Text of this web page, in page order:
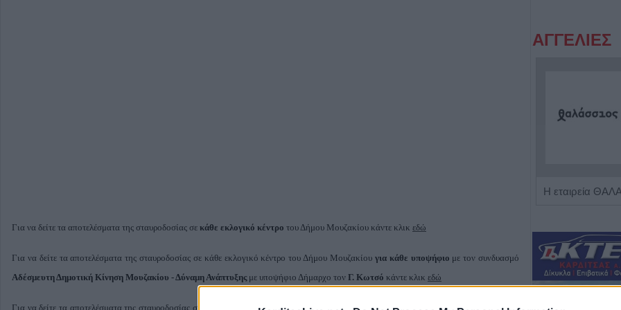
Για να δείτε τα αποτελέσματα της σταυροδοσίας σε κάθε εκλογικό κέντρο του Δήμου Μουζακίου κάντε κλικ εδώ
Για να δείτε τα αποτελέσματα της σταυροδοσίας σε κάθε εκλογικό κέντρο του Δήμου Μουζακίου για κάθε υποψήφιο με τον συνδυασμό
Αδέσμευτη Δημοτική Κίνηση Μουζακίου - Δύναμη Ανάπτυξης με υποψήφιο Δήμαρχο τον Γ. Κωτσό κάντε κλικ εδώ
Για να δείτε τα αποτελέσματα της σταυροδοσίας σε κάθε εκλογικό κέντρο του ΔήμουΜουζακίουγια κάθε υποψήφιο με τον συνδυασμό
ΑΓΓΕΛΙΕΣ